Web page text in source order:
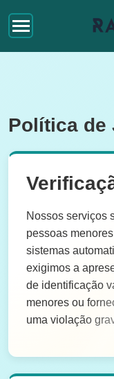
Política de
Nossos serviços
pessoas
sistemas
exigimos a
de identificação
menores ou
uma violação